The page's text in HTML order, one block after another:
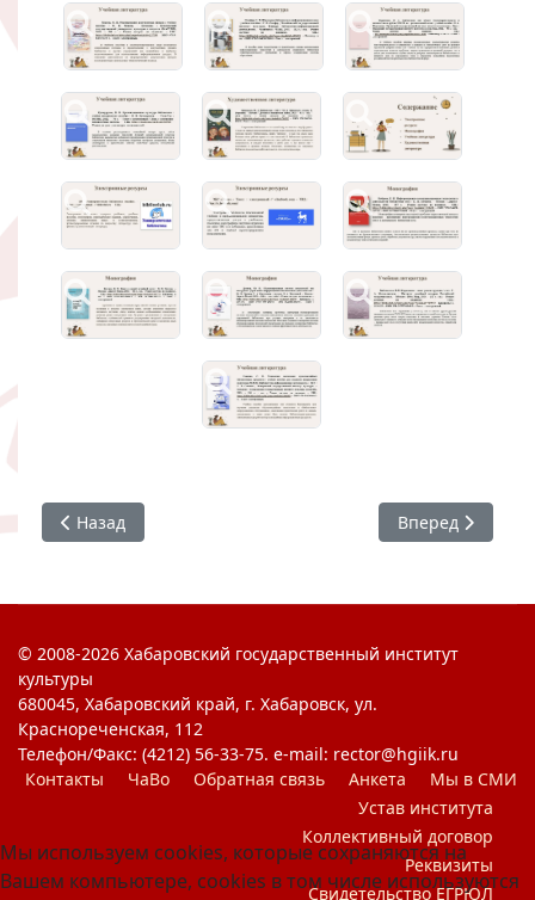
Предыдущий: #Книжная выставка : День русского языка
Назад Следующий:
Вперед
© 2008-2026 Хабаровский государственный институт
культуры
680045, Хабаровский край, г. Хабаровск, ул.
Краснореченская, 112
Телефон/Факс: (4212) 56-33-75. e-mail: rector@hgiik.ru
Контакты
ЧаВо Обратная связь Анкета
Мы в СМИ
Устав института
Коллективный договор
Реквизиты
Свидетельство ЕГРЮЛ
Мы используем cookies, которые сохраняются на
Вашем компьютере, cookies в том числе используются